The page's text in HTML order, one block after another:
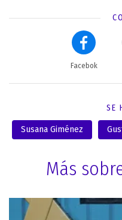
Facebok
SE
Susana Giménez
Más